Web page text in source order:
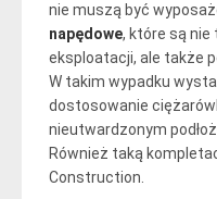
nie muszą być
napędowe, które są nie
eksploatacji, ale także
W takim wypadku
dostosowanie
nieutwardzonym
Również taką
Construction.